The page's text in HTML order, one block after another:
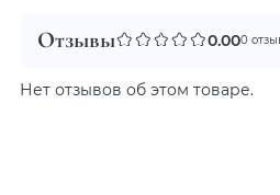
Отзывы 0.000
Нет отзывов об этом товаре.